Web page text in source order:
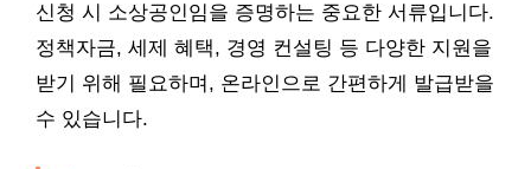
신청 시 소상공인임을 증명하는 중요한 서류입니다.
정책자금, 세제 혜택, 경영 컨설팅 등 다양한 지원을
받기 위해 필요하며, 온라인으로 간편하게 발급받을
수 있습니다.